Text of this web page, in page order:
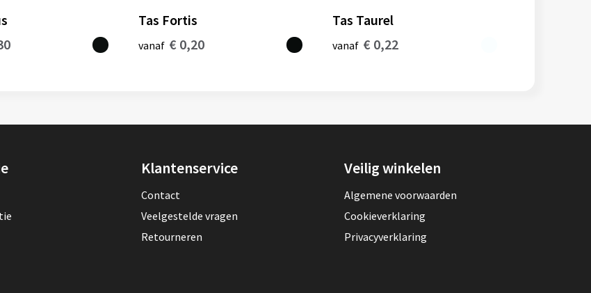
Tas Fortis
vanaf € 0,20
Tas Taurel
vanaf € 0,22
Klantenservice
Contact
Veelgestelde vragen
Retourneren
Veilig winkelen
Algemene voorwaarden
Cookieverklaring
Privacyverklaring